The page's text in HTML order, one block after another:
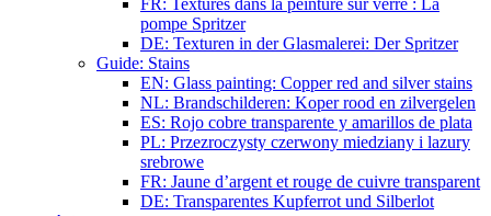
FR: Textures dans la peinture sur verre : La
pompe Spritzer
DE: Texturen in der Glasmalerei: Der Spritzer
Guide: Stains
EN: Glass painting: Copper red and silver stains
NL: Brandschilderen: Koper rood en zilvergelen
ES: Rojo cobre transparente y amarillos de plata
PL: Przezroczysty czerwony miedziany i lazury
srebrowe
FR: Jaune d’argent et rouge de cuivre transparent
DE: Transparentes Kupferrot und Silberlot